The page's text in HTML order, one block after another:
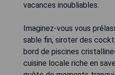
vacances inoubliables.
Imaginez-vous vous
sable fin, siroter des
bord de piscines
cuisine locale riche en